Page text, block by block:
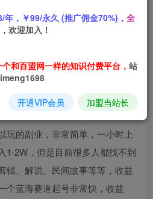
分成计划收益，每天只需一小
白轻松上手
玩的副业，非常简单，一小时上
1-2W，但是目前很多人都找不到
辑、解说、民间故事等等，收益
个蓝海赛道起号非常快，收益
年，￥99/永久 (推广佣金70%)， 全
欢迎加入！
和百盟网一样的知识付费平台， 站
开通VIP会员 加盟当站长